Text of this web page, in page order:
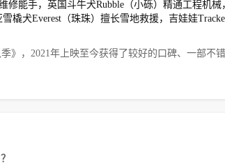
能手，英国斗牛犬Rubble（小砾）精通工程机械
橇犬Everest（珠珠）擅长雪地救援，吉娃娃
》，2021年上映至今获得了较好的口碑、一部不